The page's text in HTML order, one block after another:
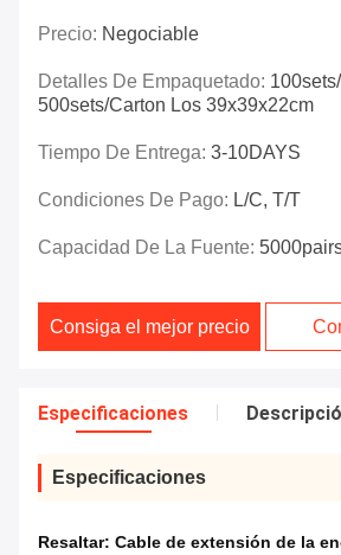
Precio: Negociable
Detalles De Empaquetado:
500sets/carton Los 39x39x22cm
Tiempo De Entrega: 3-10DAYS
Condiciones De Pago: L/C, T/T
Capacidad De La Fuente:
Consiga el mejor precio
Especificaciones
Especificaciones
Resaltar: Cable de extensión de la